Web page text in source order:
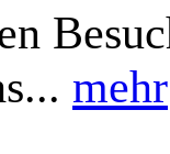
mehr